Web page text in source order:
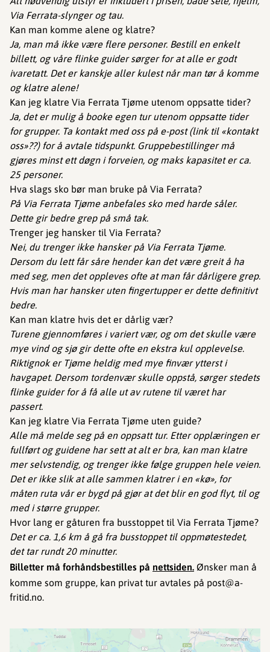
Via Ferrata-slynger og tau.
Kan man komme alene og klatre?
Ja, man må ikke være flere personer. Bestill en enkelt
billett, og våre flinke guider sørger for at alle er godt
ivaretatt. Det er kanskje aller kulest når man tør å komme
og klatre alene!
Kan jeg klatre Via Ferrata Tjøme utenom oppsatte tider?
Ja, det er mulig å booke egen tur utenom oppsatte tider
for grupper. Ta kontakt med oss på e-post (link til «kontakt
oss»??) for å avtale tidspunkt. Gruppebestillinger må
gjøres minst ett døgn i forveien, og maks kapasitet er ca.
25 personer.
Hva slags sko bør man bruke på Via Ferrata?
På Via Ferrata Tjøme anbefales sko med harde såler.
Dette gir bedre grep på små tak.
Trenger jeg hansker til Via Ferrata?
Nei, du trenger ikke hansker på Via Ferrata Tjøme.
Dersom du lett får såre hender kan det være greit å ha
med seg, men det oppleves ofte at man får dårligere grep.
Hvis man har hansker uten fingertupper er dette definitivt
bedre.
Kan man klatre hvis det er dårlig vær?
Turene gjennomføres i variert vær, og om det skulle være
mye vind og sjø gir dette ofte en ekstra kul opplevelse.
Riktignok er Tjøme heldig med mye finvær ytterst i
havgapet. Dersom tordenvær skulle oppstå, sørger stedets
flinke guider for å få alle ut av rutene til været har
passert.
Kan jeg klatre Via Ferrata Tjøme uten guide?
Alle må melde seg på en oppsatt tur. Etter opplæringen er
fullført og guidene har sett at alt er bra, kan man klatre
mer selvstendig, og trenger ikke følge gruppen hele veien.
Det er ikke slik at alle sammen klatrer i en «kø», for
måten ruta vår er bygd på gjør at det blir en god flyt, til og
med i større grupper.
Hvor lang er gåturen fra busstoppet til Via Ferrata Tjøme?
Det er ca. 1,6 km å gå fra busstoppet til oppmøtestedet,
det tar rundt 20 minutter.
Billetter må forhåndsbestilles på nettsiden. Ønsker man å
komme som gruppe, kan privat tur avtales på post@a-
fritid.no.